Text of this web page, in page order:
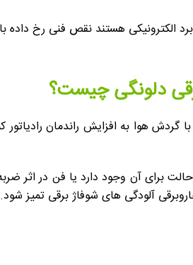
الکترونیکی هستند نقص فنی رخ داده
دلونگی چیست؟
گردش هوا به افزایش راندمان
برای آن وجود دارد یا فن در
آلودگی های شوفاژ برقی تمیز شود.